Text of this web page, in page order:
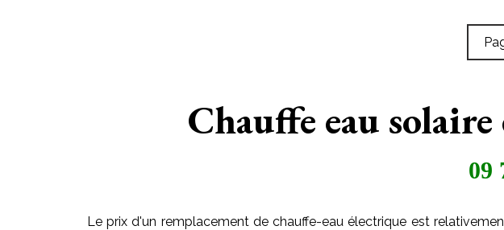
Chauffe eau
09
Le prix d'un remplacement de chauffe-eau électrique est